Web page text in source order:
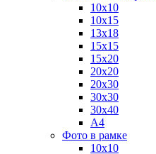
10х10
10х15
13х18
15х15
15х20
20х20
20х30
30х30
30х40
А4
Фото в рамке
10х10